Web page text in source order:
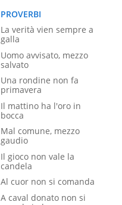
PROVERBI
La verità vien sempre a
galla
Uomo avvisato, mezzo
salvato
Una rondine non fa
primavera
Il mattino ha l'oro in
bocca
Mal comune, mezzo
gaudio
Il gioco non vale la
candela
Al cuor non si comanda
A caval donato non si